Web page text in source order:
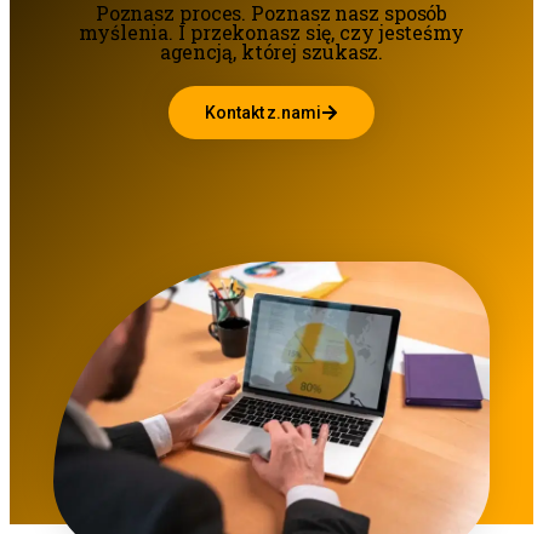
Poznasz proces. Poznasz nasz sposób
myślenia. I przekonasz się, czy jesteśmy
agencją, której szukasz.
Kontakt z.nami